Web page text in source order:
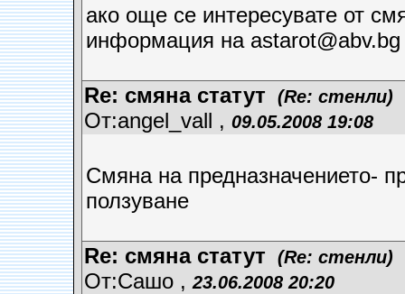
ако още се интересувате от
информация на astarot@abv.bg
Re: смяна статут (Re: стенли)
От:angel_vall , 09.05.2008 19:08
Смяна на предназначението-
ползуване
Re: смяна статут (Re: стенли)
От:Сашо , 23.06.2008 20:20